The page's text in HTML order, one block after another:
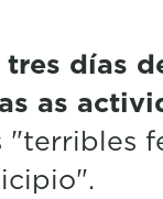
tres días
as
"terribles